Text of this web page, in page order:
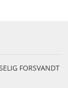
FORSVANDT